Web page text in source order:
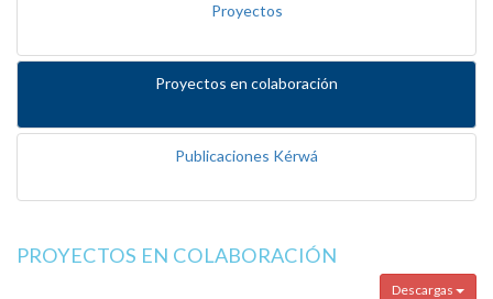
Proyectos
Proyectos en colaboración
Publicaciones Kérwá
PROYECTOS EN COLABORACIÓN
Descargas